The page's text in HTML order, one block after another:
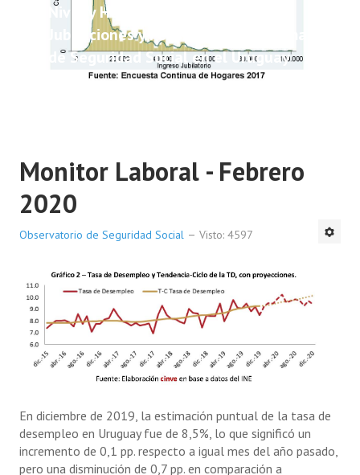
Nivel y Heterogeneidad de las
Jubilaciones y Pensiones del Sistema
de Seguridad Social en el Uruguay
Monitor Laboral - Febrero
2020
Observatorio de Seguridad Social Visto: 4597
En diciembre de 2019, la estimación puntual de la tasa de
desempleo en Uruguay fue de 8,5%, lo que significó un
incremento de 0,1 pp. respecto a igual mes del año pasado,
pero una disminución de 0,7 pp. en comparación a